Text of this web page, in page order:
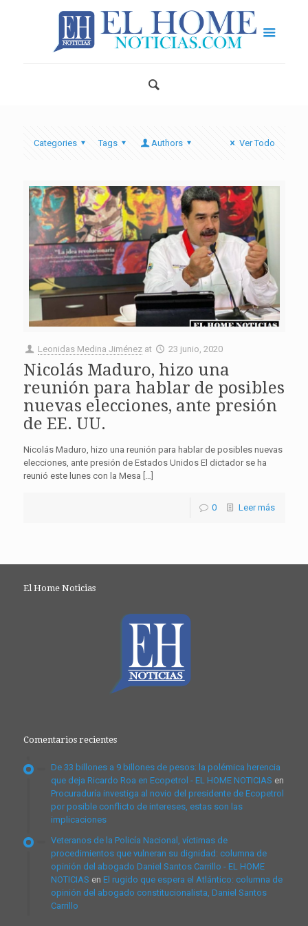
Categories Tags Authors Ver Todo
Leonidas Medina Jiménez at 23 junio, 2020
Nicolás Maduro, hizo una
reunión para hablar de posibles
nuevas elecciones, ante presión
de EE. UU.
Nicolás Maduro, hizo una reunión para hablar de posibles nuevas
elecciones, ante presión de Estados Unidos El dictador se ha
reunió este lunes con la Mesa […]
0 Leer más
El Home Noticias
Comentarios recientes
De 33 billones a 9 billones de pesos: la polémica herencia
que deja Ricardo Roa en Ecopetrol - EL HOME NOTICIAS en
Procuraduría investiga al novio del presidente de Ecopetrol
por posible conflicto de intereses, estas son las
implicaciones
Veteranos de la Policía Nacional, víctimas de
procedimientos que vulneran su dignidad: columna de
opinión del abogado Daniel Santos Carrillo - EL HOME
NOTICIAS en El rugido que espera el Atlántico: columna de
opinión del abogado constitucionalista, Daniel Santos
Carrillo